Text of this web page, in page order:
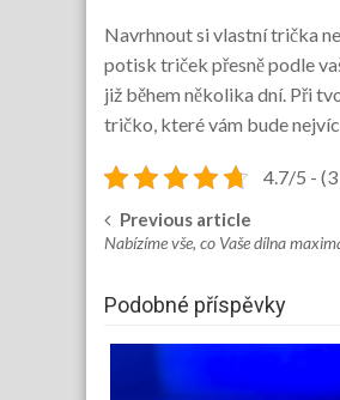
Navrhnout si vlastní trička
potisk triček přesně podle
již během několika dní. Při
tričko, které vám bude
4.7/5 -
Post
Previous article
Nabízíme vše, co Vaše dílna
Podobné příspěvky